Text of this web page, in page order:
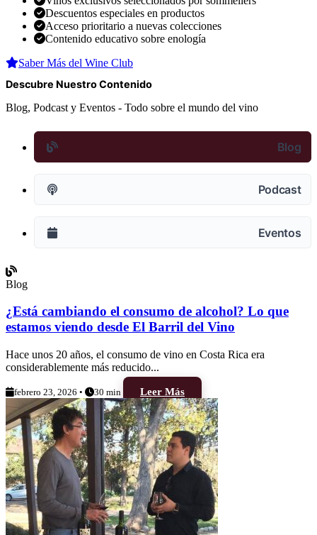
Descuentos especiales en productos
Acceso prioritario a nuevas colecciones
Contenido educativo sobre enología
Saber Más del Wine Club
Descubre Nuestro Contenido
Blog, Podcast y Eventos - Todo sobre el mundo del vino
Blog
Podcast
Eventos
Blog
¿Está cambiando el consumo de alcohol? Lo que
estamos viendo desde El Barril del Vino
Hace unos 20 años, el consumo de vino en Costa Rica era
considerablemente más reducido...
febrero 23, 2026 • 30 min Leer Más